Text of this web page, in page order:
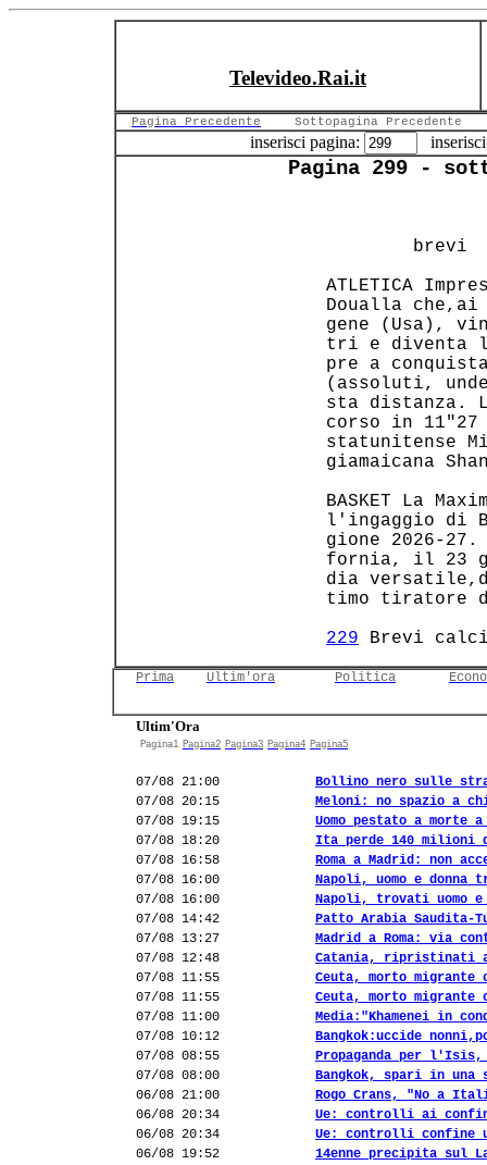
Televideo.Rai.it
Pagina Precedente Sottopagina Precedente
inserisci pagina:
Pagina 299 -
ATLETICA
Doualla che,ai
gene (Usa),
tri e diventa
pre a
(assoluti,
sta distanza.
corso in
statunitense
giamaicana
BASKET La
l'ingaggio di
gione 2026-
fornia, il 23
dia
timo
229 Brevi
Prima Ultim'ora Politica
Ultim'Ora
Pagina1 Pagina2 Pagina3 Pagina4 Pagina5
07/08 21:00
Bollino nero sulle
07/08 20:15
Meloni: no spazio a
07/08 19:15
Uomo pestato a morte
07/08 18:20
Ita perde 140 milioni
07/08 16:58
Roma a Madrid: non
07/08 16:00
Napoli, uomo e donna
07/08 16:00
Napoli, trovati uomo e
07/08 14:42
Patto Arabia Saudita-
07/08 13:27
Madrid a Roma: via
07/08 12:48
Catania, ripristinati
07/08 11:55
Ceuta, morto migrante
07/08 11:55
Ceuta, morto migrante
07/08 11:00
Media:"Khamenei in
07/08 10:12
Bangkok:uccide
07/08 08:55
Propaganda per l'Isis,
07/08 08:00
Bangkok, spari in
06/08 21:00
Rogo Crans, "No a
06/08 20:34
Ue: controlli ai
06/08 20:34
Ue: controlli confine
06/08 19:52
14enne precipita sul